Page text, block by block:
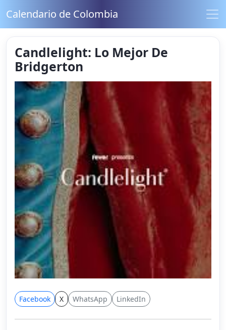
Calendario de Colombia
Candlelight: Lo Mejor De
Bridgerton
Facebook X WhatsApp LinkedIn